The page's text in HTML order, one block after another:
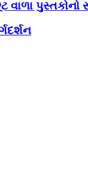
વાળા પુસ્તકોનો